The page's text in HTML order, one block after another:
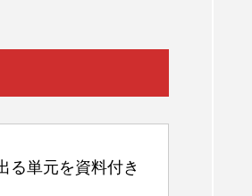
る単元を資料付き